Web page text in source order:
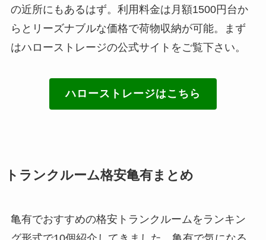
の近所にもあるはず。利用料金は月額1500円台か
らとリーズナブルな価格で荷物収納が可能。まず
はハローストレージの公式サイトをご覧下さい。
ハローストレージはこちら
トランクルーム格安亀有まとめ
亀有でおすすめの格安トランクルームをランキン